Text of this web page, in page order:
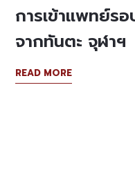
การเข้าแพทย์ร
จากทันตะ จุฬาฯ
READ MORE